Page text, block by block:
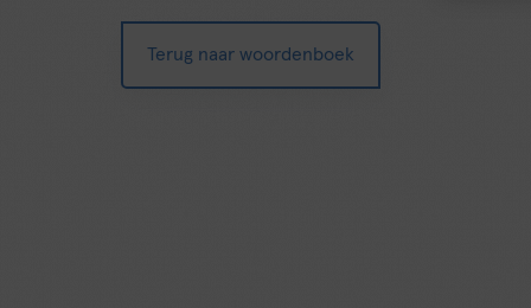
Terug naar woordenboek